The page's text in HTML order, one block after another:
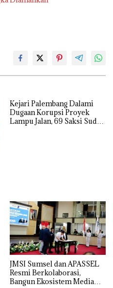
Kejari Palembang Dalami
Dugaan Korupsi Proyek
Lampu Jalan, 69 Saksi Sudah
JMSI Sumsel dan APASSEL
Resmi Berkolaborasi,
Bangun Ekosistem Media